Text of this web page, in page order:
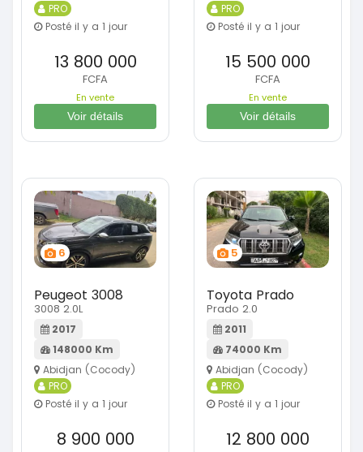
PRO
Posté il y a 1 jour
13 800 000
FCFA
En vente
Voir détails
PRO
Posté il y a 1 jour
15 500 000
FCFA
En vente
Voir détails
6
Peugeot 3008
3008 2.0L
2017
148000 Km
Abidjan (Cocody)
PRO
Posté il y a 1 jour
8 900 000
5
Toyota Prado
Prado 2.0
2011
74000 Km
Abidjan (Cocody)
PRO
Posté il y a 1 jour
12 800 000